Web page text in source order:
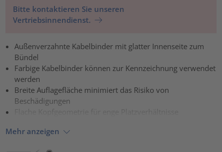
Bitte kontaktieren Sie unseren
Vertriebsinnendienst.
Außenverzahnte Kabelbinder mit glatter Innenseite zum
Bündel
Farbige Kabelbinder können zur Kennzeichnung verwendet
werden
Breite Auflagefläche minimiert das Risiko von
Beschädigungen
Flache Kopfgeometrie für enge Platzverhältnisse
Mehr anzeigen